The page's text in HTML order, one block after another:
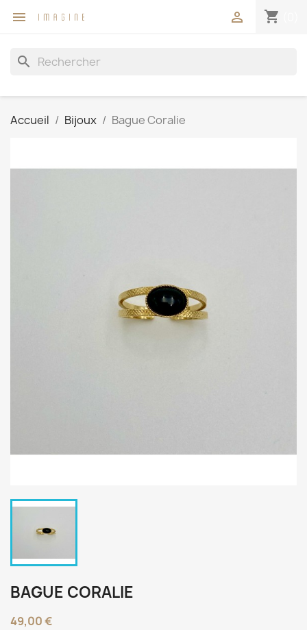
 shopping_cart

search
Accueil Bijoux Bague Coralie
BAGUE CORALIE
49,00 €